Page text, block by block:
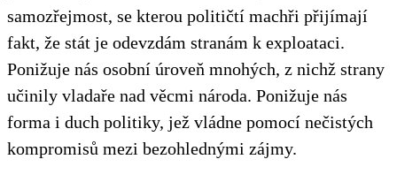
samozřejmost, se kterou političtí machři přijímají
fakt, že stát je odevzdám stranám k exploataci.
Ponižuje nás osobní úroveň mnohých, z nichž strany
učinily vladaře nad věcmi národa. Ponižuje nás
forma i duch politiky, jež vládne pomocí nečistých
kompromisů mezi bezohlednými zájmy.